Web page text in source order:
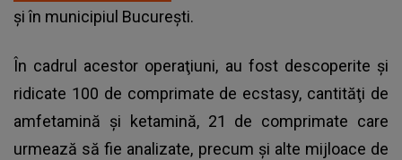
şi în municipiul Bucureşti.
În cadrul acestor operaţiuni, au fost descoperite şi
ridicate 100 de comprimate de ecstasy, cantităţi de
amfetamină şi ketamină, 21 de comprimate care
urmează să fie analizate, precum şi alte mijloace de